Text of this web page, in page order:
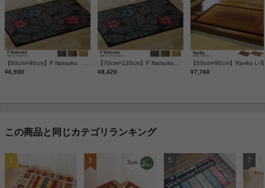
【60cm×90cm】F Natsuko 玄関マット
¥6,930
【70cm×120cm】F Natsuko 玄関マット
¥8,420
¥7,760
この商品と同じカテゴリランキング